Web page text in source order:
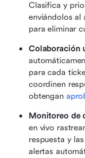
Clasifica y
enviándolos al
para eliminar
Colaboración
para cada
coordinen
obtengan
Monitoreo de
en vivo
respuesta y
alertas